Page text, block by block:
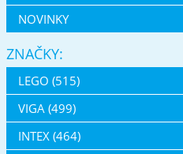
NOVINKY
ZNAČKY:
LEGO (515)
VIGA (499)
INTEX (464)